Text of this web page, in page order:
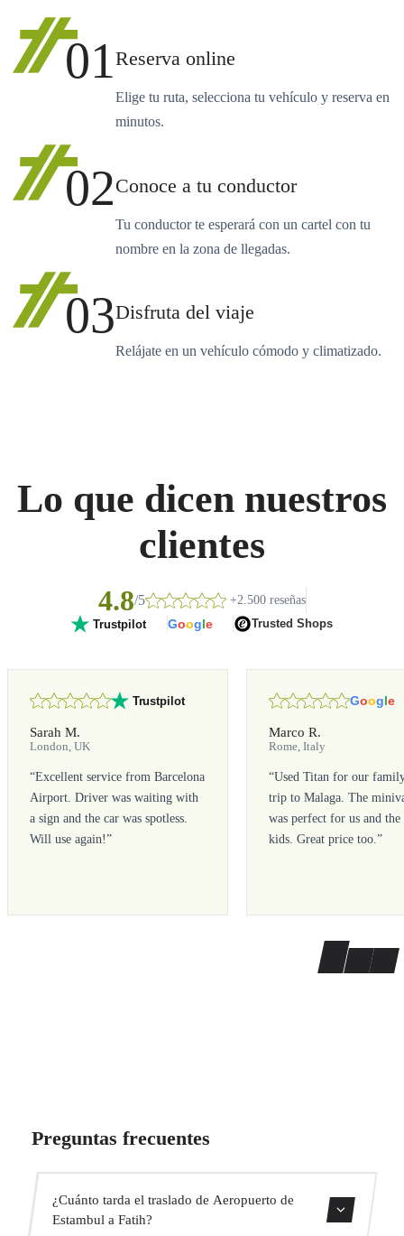
01Reserva online
Elige tu ruta, selecciona tu vehículo y reserva en
minutos.
02Conoce a tu conductor
Tu conductor te esperará con un cartel con tu
nombre en la zona de llegadas.
03Disfruta del viaje
Relájate en un vehículo cómodo y climatizado.
Lo que dicen nuestros
clientes
4.8/5 +2.500 reseñas
Trustpilot Google Trusted Shops
Trustpilot
Sarah M.
London, UK
“Excellent service from Barcelona
Airport. Driver was waiting with
a sign and the car was spotless.
Will use again!”
Google
Marco R.
Rome, Italy
“Used Titan for our
trip to Malaga. The
was perfect for us and the
kids. Great price too.”
Preguntas frecuentes
¿Cuánto tarda el traslado de Aeropuerto de
Estambul a Fatih?